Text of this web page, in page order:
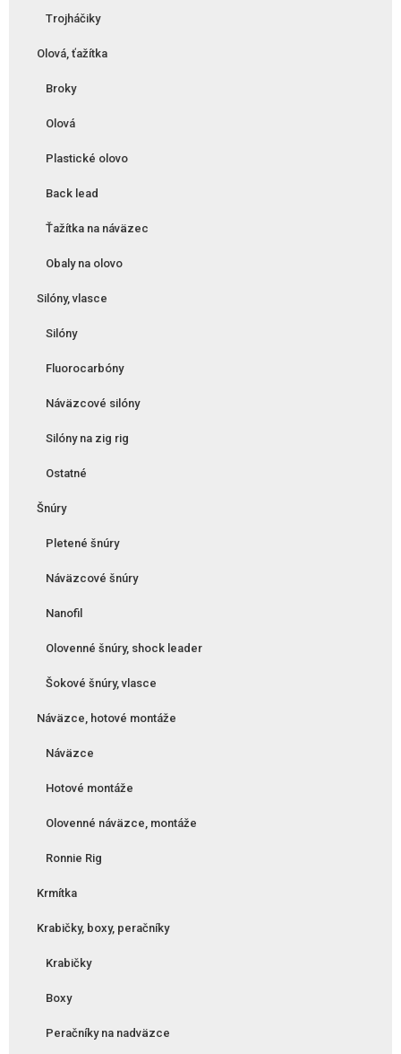
Trojháčiky
Olová, ťažítka
Broky
Olová
Plastické olovo
Back lead
Ťažítka na náväzec
Obaly na olovo
Silóny, vlasce
Silóny
Fluorocarbóny
Náväzcové silóny
Silóny na zig rig
Ostatné
Šnúry
Pletené šnúry
Náväzcové šnúry
Nanofil
Olovenné šnúry, shock leader
Šokové šnúry, vlasce
Náväzce, hotové montáže
Náväzce
Hotové montáže
Olovenné náväzce, montáže
Ronnie Rig
Krmítka
Krabičky, boxy, peračníky
Krabičky
Boxy
Peračníky na nadväzce